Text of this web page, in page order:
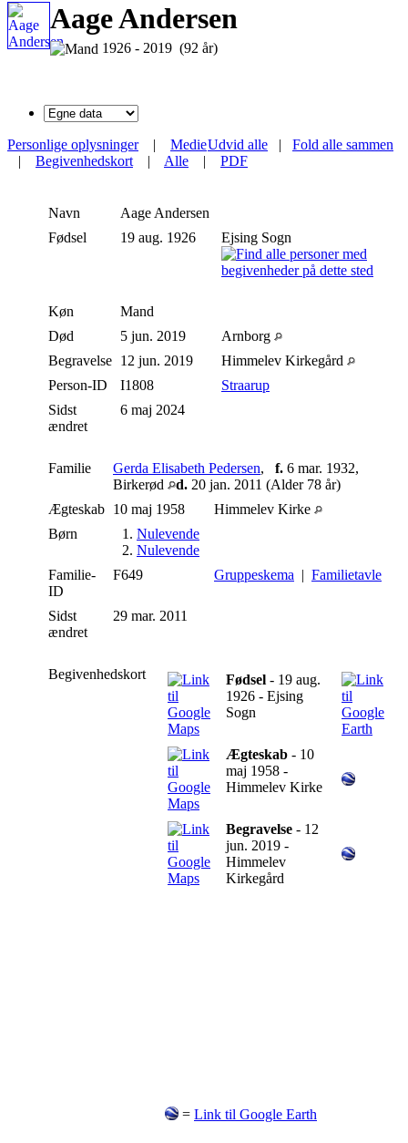
Aage Andersen
1926 - 2019 (92 år)
Udvid alle | Fold alle sammen
Personlige oplysninger| Medie
| Begivenhedskort | Alle | PDF
Navn Aage Andersen
Fødsel
19 aug. 1926 Ejsing Sogn
Køn
Mand
Død
5 jun. 2019
Arnborg
Begravelse 12 jun. 2019
Himmelev Kirkegård
Person-ID
I1808
Straarup
Sidst
ændret
6 maj 2024
Familie Gerda Elisabeth Pedersen, f. 6 mar. 1932,
Birkerød
d. 20 jan. 2011 (Alder 78 år)
Ægteskab 10 maj 1958
Himmelev Kirke
Børn
1. Nulevende
2. Nulevende
Familie-
ID
F649 Gruppeskema | Familietavle
Sidst
ændret
29 mar. 2011
Begivenhedskort Fødsel - 19 aug.
1926 - Ejsing
Sogn
Ægteskab - 10
maj 1958 -
Himmelev Kirke
Begravelse - 12
jun. 2019 -
Himmelev
Kirkegård
= Link til Google Earth